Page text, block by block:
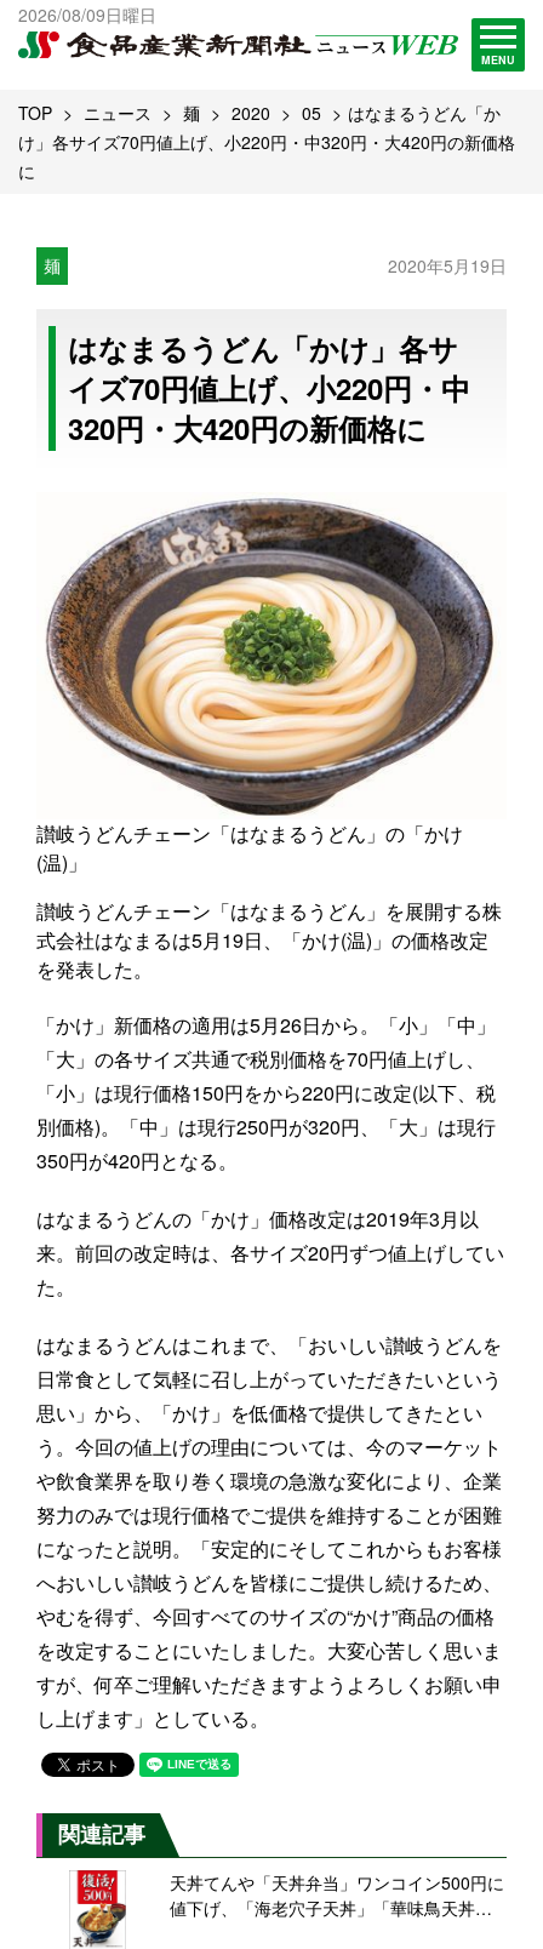
2026/08/09日曜日
MENU
出版物一覧へ
試読・購読申し込み
TOP ニュース 麺 2020 05
はなまるうどん「か
け」各サイズ70円値上げ、小220円・中320円・大420円の新価格
に
麺 2020年5月19日
はなまるうどん「かけ」各サ
イズ70円値上げ、小220円・中
320円・大420円の新価格に
讃岐うどんチェーン「はなまるうどん」の「かけ
(温)」
讃岐うどんチェーン「はなまるうどん」を展開する株
式会社はなまるは5月19日、「かけ(温)」の価格改定
を発表した。
「かけ」新価格の適用は5月26日から。「小」「中」
「大」の各サイズ共通で税別価格を70円値上げし、
「小」は現行価格150円をから220円に改定(以下、税
別価格)。「中」は現行250円が320円、「大」は現行
350円が420円となる。
はなまるうどんの「かけ」価格改定は2019年3月以
来。前回の改定時は、各サイズ20円ずつ値上げしてい
た。
はなまるうどんはこれまで、「おいしい讃岐うどんを
日常食として気軽に召し上がっていただきたいという
思い」から、「かけ」を低価格で提供してきたとい
う。今回の値上げの理由については、今のマーケット
や飲食業界を取り巻く環境の急激な変化により、企業
努力のみでは現行価格でご提供を維持することが困難
になったと説明。「安定的にそしてこれからもお客様
へおいしい讃岐うどんを皆様にご提供し続けるため、
やむを得ず、今回すべてのサイズの“かけ”商品の価格
を改定することにいたしました。大変心苦しく思いま
すが、何卒ご理解いただきますようよろしくお願い申
し上げます」としている。
関連記事
天丼てんや「天丼弁当」ワンコイン500円に
値下げ、「海老穴子天丼」「華味鳥天丼」